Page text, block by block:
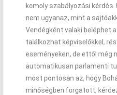
komoly szabályozási kérdés.
nem ugyanaz, mint a
Vendégként valaki beléphet
találkozhat képviselőkkel,
eseményeken, de ettől még
automatikusan parlamenti
most pontosan az, hogy
minőségben forgatott,